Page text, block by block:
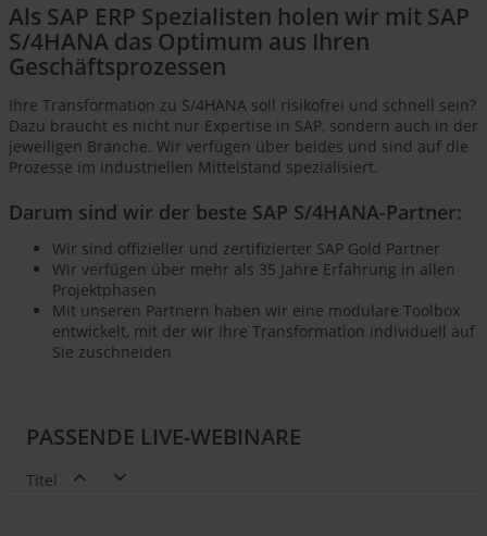
Als SAP ERP Spezialisten holen wir mit SAP
S/4HANA das Optimum aus Ihren
Geschäftsprozessen
Ihre Transformation zu S/4HANA soll risikofrei und schnell sein?
Dazu braucht es nicht nur Expertise in SAP, sondern auch in der
jeweiligen Branche. Wir verfügen über beides und sind auf die
Prozesse im industriellen Mittelstand spezialisiert.
Darum sind wir der beste SAP S/4HANA-Partner:
Wir sind offizieller und zertifizierter SAP Gold Partner
Wir verfügen über mehr als 35 Jahre Erfahrung in allen
Projektphasen
Mit unseren Partnern haben wir eine modulare Toolbox
entwickelt, mit der wir Ihre Transformation individuell auf
Sie zuschneiden
PASSENDE LIVE-WEBINARE
Titel